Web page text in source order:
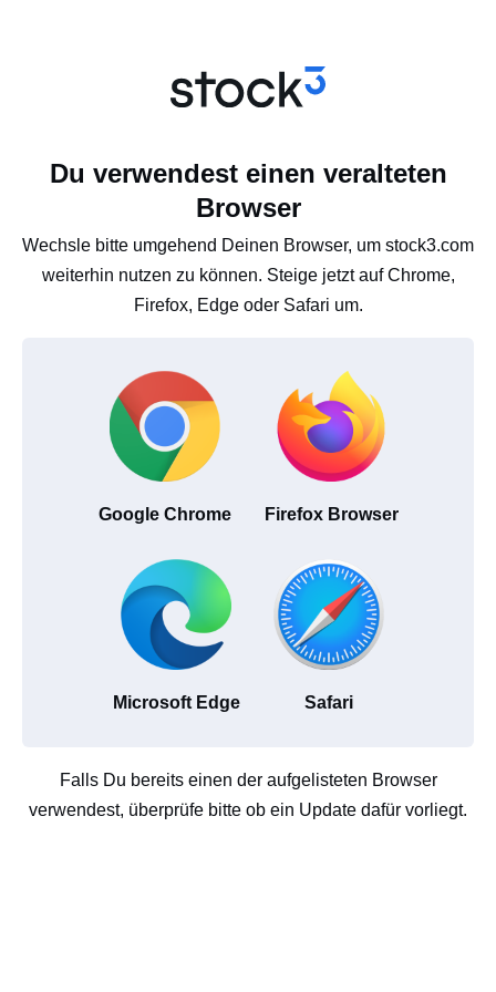
Du verwendest einen veralteten
Browser
Wechsle bitte umgehend Deinen Browser, um stock3.com
weiterhin nutzen zu können. Steige jetzt auf Chrome,
Firefox, Edge oder Safari um.
Google Chrome Firefox Browser
Microsoft Edge Safari
Falls Du bereits einen der aufgelisteten Browser
verwendest, überprüfe bitte ob ein Update dafür vorliegt.